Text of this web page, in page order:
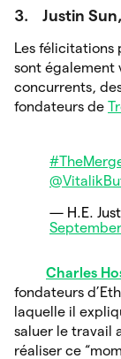
3. Justin
Les félicitations
sont également
concurrents,
fondateurs de
— H.E.
Charles
fondateurs
laquelle il
saluer le travail
réaliser ce